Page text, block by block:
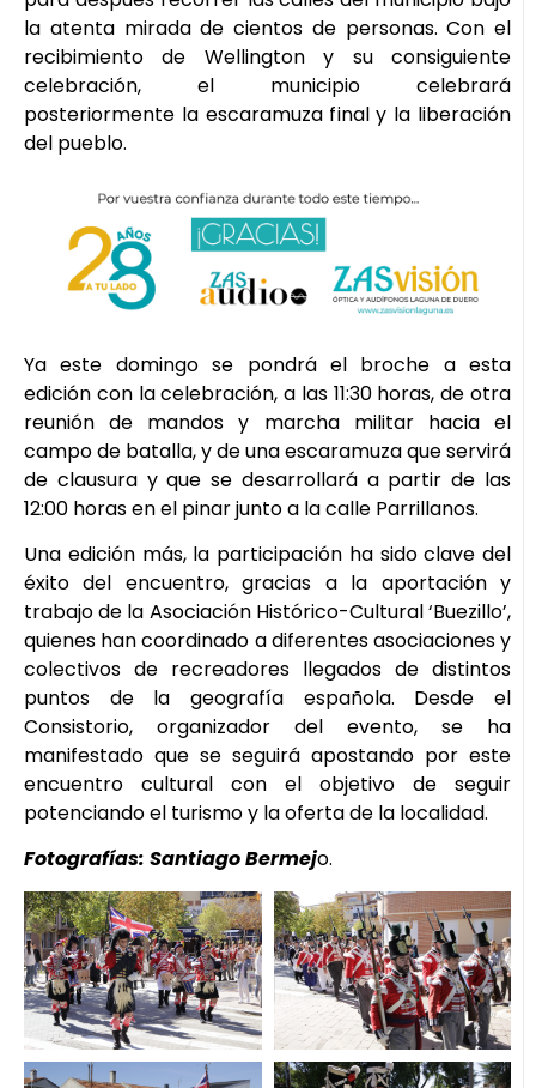
la atenta mirada de cientos de personas. Con el
recibimiento de Wellington y su consiguiente
celebración, el municipio celebrará
posteriormente la escaramuza final y la liberación
del pueblo.
Ya este domingo se pondrá el broche a esta
edición con la celebración, a las 11:30 horas, de otra
reunión de mandos y marcha militar hacia el
campo de batalla, y de una escaramuza que servirá
de clausura y que se desarrollará a partir de las
12:00 horas en el pinar junto a la calle Parrillanos.
Una edición más, la participación ha sido clave del
éxito del encuentro, gracias a la aportación y
trabajo de la Asociación Histórico-Cultural ‘Buezillo’,
quienes han coordinado a diferentes asociaciones y
colectivos de recreadores llegados de distintos
puntos de la geografía española. Desde el
Consistorio, organizador del evento, se ha
manifestado que se seguirá apostando por este
encuentro cultural con el objetivo de seguir
potenciando el turismo y la oferta de la localidad.
Fotografías: Santiago Bermejo.